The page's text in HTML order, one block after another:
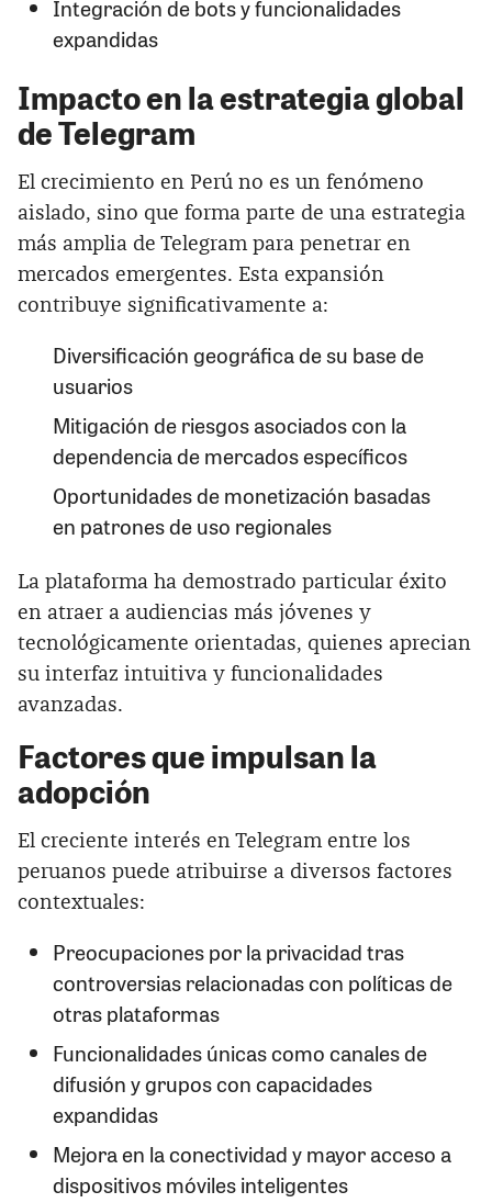
Integración de bots y funcionalidades
expandidas
Impacto en la estrategia global
de Telegram
El crecimiento en Perú no es un fenómeno
aislado, sino que forma parte de una estrategia
más amplia de Telegram para penetrar en
mercados emergentes. Esta expansión
contribuye significativamente a:
Diversificación geográfica de su base de
usuarios
Mitigación de riesgos asociados con la
dependencia de mercados específicos
Oportunidades de monetización basadas
en patrones de uso regionales
La plataforma ha demostrado particular éxito
en atraer a audiencias más jóvenes y
tecnológicamente orientadas, quienes aprecian
su interfaz intuitiva y funcionalidades
avanzadas.
Factores que impulsan la
adopción
El creciente interés en Telegram entre los
peruanos puede atribuirse a diversos factores
contextuales:
Preocupaciones por la privacidad tras
controversias relacionadas con políticas de
otras plataformas
Funcionalidades únicas como canales de
difusión y grupos con capacidades
expandidas
Mejora en la conectividad y mayor acceso a
dispositivos móviles inteligentes